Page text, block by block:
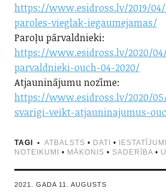
https://www.esidross.lv/2019/
paroles-vieglak-iegaumejamas/
Paroļu pārvaldnieki:
https://www.esidross.lv/2020/
parvaldnieki-ouch-04-2020/
Atjauninājumu nozīme:
https://www.esidross.lv/2020/
svarigi-veikt-atjauninajumus-
TAGI ATBALSTS • DATI • IESTATĪJUMI
NOTEIKUMI • MĀKONIS • SADERĪBA•
2021. GADA 11. AUGUSTS